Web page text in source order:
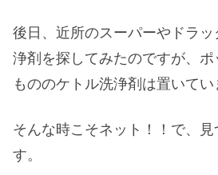
後日、近所のスーパーやドラ
浄剤を探してみたのですが、
もののケトル洗浄剤は置いてい
そんな時こそネット！！で、
す。